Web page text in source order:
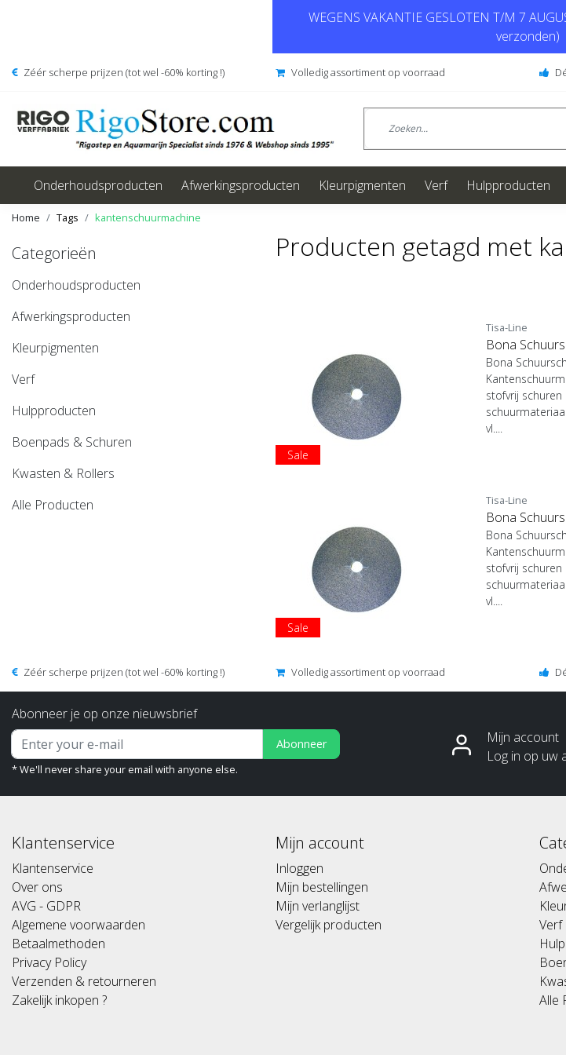
WEGENS VAKANTIE GESLOTEN T/M 7
verzonden)
Zéér scherpe prijzen (tot wel -60% korting !) Volledig assortiment op voorraad
Onderhoudsproducten Afwerkingsproducten Kleurpigmenten Verf Hulpproducten
Home Tags kantenschuurmachine
Categorieën
Onderhoudsproducten
Afwerkingsproducten
Kleurpigmenten
Verf
Hulpproducten
Boenpads & Schuren
Kwasten & Rollers
Alle Producten
Producten getagd met
Sale
Tisa-Line
Bona
Bona
stofvrij
vl....
Sale
Tisa-Line
Bona
Bona
stofvrij
vl....
Zéér scherpe prijzen (tot wel -60% korting !) Volledig assortiment op voorraad
Abonneer je op onze nieuwsbrief
Abonneer
* We'll never share your email with anyone else.
Mijn account
Log in op uw
Klantenservice
Klantenservice
Over ons
AVG - GDPR
Algemene voorwaarden
Betaalmethoden
Privacy Policy
Verzenden & retourneren
Zakelijk inkopen ?
Mijn account
Inloggen
Mijn bestellingen
Mijn verlanglijst
Vergelijk producten
Verf
Alle